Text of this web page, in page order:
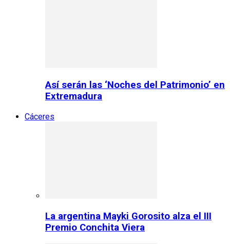
Así serán las ‘Noches del Patrimonio’ en
Extremadura
Cáceres
La argentina Mayki Gorosito alza el III
Premio Conchita Viera